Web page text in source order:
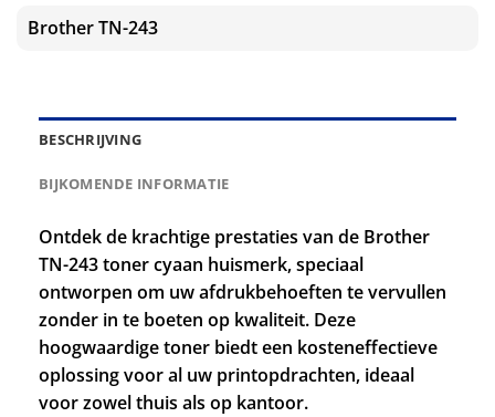
Brother TN-243
BESCHRIJVING
BIJKOMENDE INFORMATIE
Ontdek de krachtige prestaties van de Brother
TN-243 toner cyaan huismerk, speciaal
ontworpen om uw afdrukbehoeften te vervullen
zonder in te boeten op kwaliteit. Deze
hoogwaardige toner biedt een kosteneffectieve
oplossing voor al uw printopdrachten, ideaal
voor zowel thuis als op kantoor.